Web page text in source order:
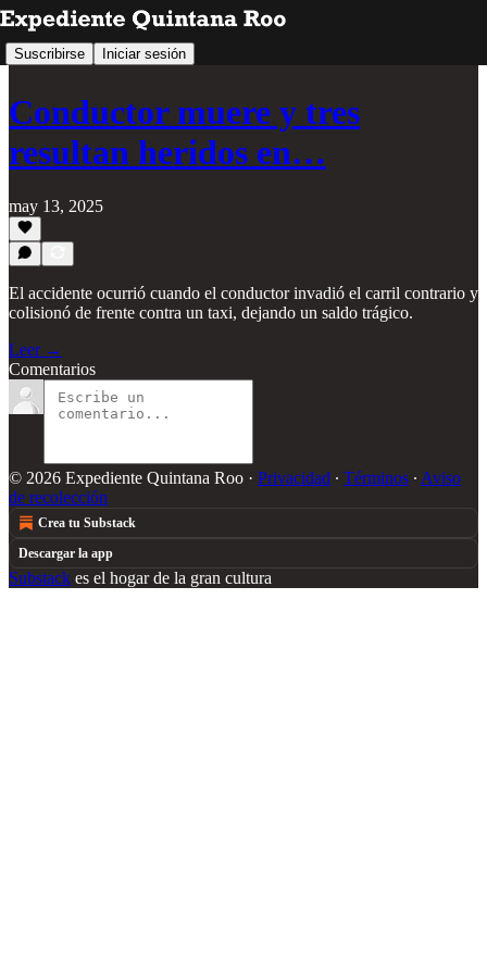
Suscribirse Iniciar sesión
Conductor muere y tres
resultan heridos en…
may 13, 2025
El accidente ocurrió cuando el conductor invadió el carril contrario y
colisionó de frente contra un taxi, dejando un saldo trágico.
Leer →
Comentarios
© 2026 Expediente Quintana Roo · Privacidad ∙ Términos ∙ Aviso
de recolección
Crea tu Substack
Descargar la app
Substack es el hogar de la gran cultura